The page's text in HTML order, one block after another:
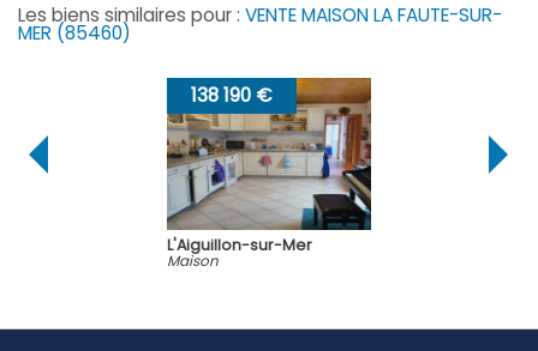
Les biens similaires pour : VENTE MAISON LA FAUTE-SUR-
MER (85460)
138 190 €
L'Aiguillon-sur-Mer
Maison